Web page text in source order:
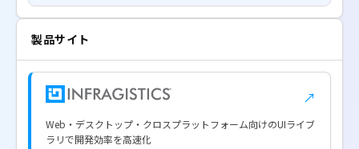
製品サイト
↗
Web・デスクトップ・クロスプラットフォーム向けのUIライブ
ラリで開発効率を高速化